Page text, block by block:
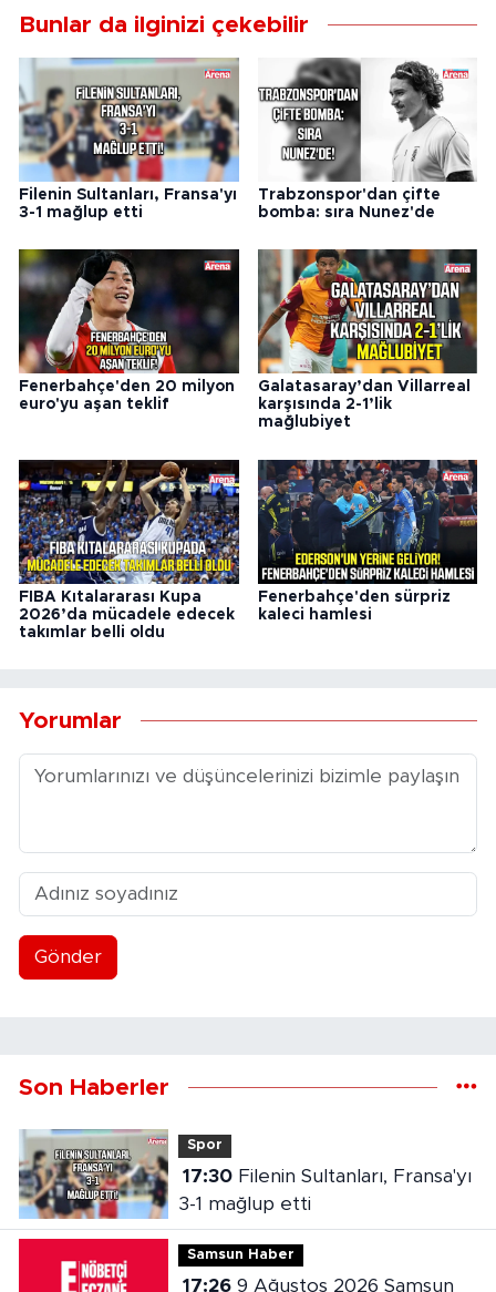
Bunlar da ilginizi çekebilir
Filenin Sultanları, Fransa'yı
3-1 mağlup etti
Trabzonspor'dan çifte
bomba: sıra Nunez'de
Fenerbahçe'den 20 milyon
euro'yu aşan teklif
Galatasaray’dan Villarreal
karşısında 2-1’lik
mağlubiyet
FIBA Kıtalararası Kupa
2026’da mücadele edecek
takımlar belli oldu
Fenerbahçe'den sürpriz
kaleci hamlesi
Yorumlar
Gönder
Son Haberler
Spor
17:30Filenin Sultanları, Fransa'yı
3-1 mağlup etti
Samsun Haber
17:269 Ağustos 2026 Samsun